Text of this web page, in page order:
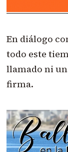
En diálogo
todo este
llamado ni
firma.